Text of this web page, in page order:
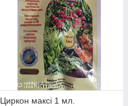
Циркон максі 1 мл.